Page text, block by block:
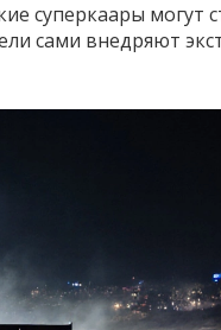
суперкаары могут
сами внедряют